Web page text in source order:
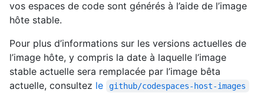
vos espaces de code sont générés à l’aide de l’image
hôte stable.
Pour plus d’informations sur les versions actuelles de
l’image hôte, y compris la date à laquelle l’image
stable actuelle sera remplacée par l’image bêta
actuelle, consultez le github/codespaces-host-images